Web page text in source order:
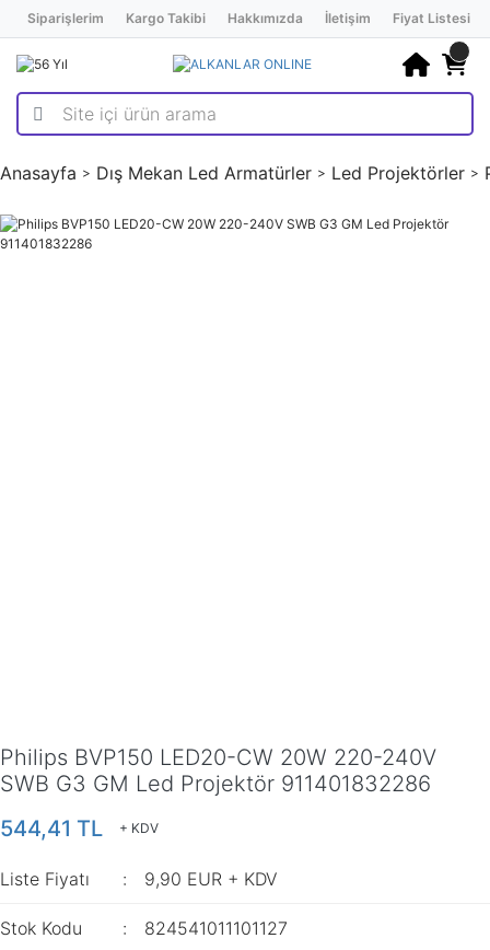
Siparişlerim Kargo Takibi Hakkımızda İletişim Fiyat Listesi
Anasayfa Dış Mekan Led Armatürler Led Projektörler
Philips BVP150 LED20-CW 20W 220-240V
SWB G3 GM Led Projektör 911401832286
544,41 TL
+ KDV
Liste Fiyatı 9,90 EUR + KDV
Stok Kodu 824541011101127